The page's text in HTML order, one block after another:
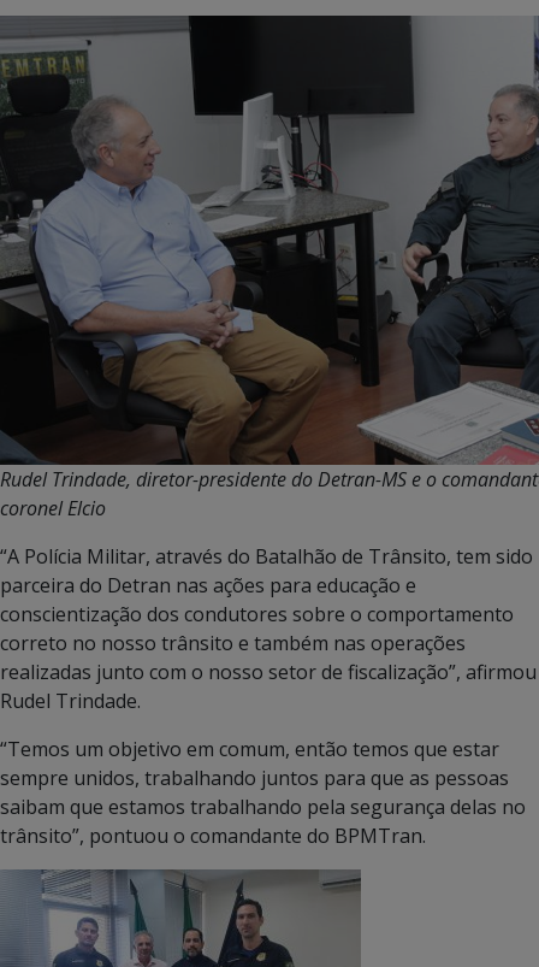
Rudel Trindade, diretor-presidente do Detran-MS e o
coronel Elcio
“A Polícia Militar, através do Batalhão de Trânsito, tem sido
parceira do Detran nas ações para educação e
conscientização dos condutores sobre o comportamento
correto no nosso trânsito e também nas operações
realizadas junto com o nosso setor de fiscalização”, afirmou
Rudel Trindade.
“Temos um objetivo em comum, então temos que estar
sempre unidos, trabalhando juntos para que as pessoas
saibam que estamos trabalhando pela segurança delas no
trânsito”, pontuou o comandante do BPMTran.